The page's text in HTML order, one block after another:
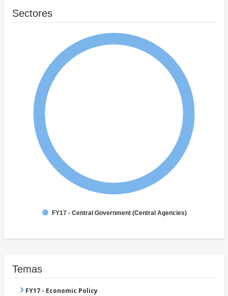
Sectores
FY17 - Central Government (Central Agencies)
Temas
FY17 - Economic Policy